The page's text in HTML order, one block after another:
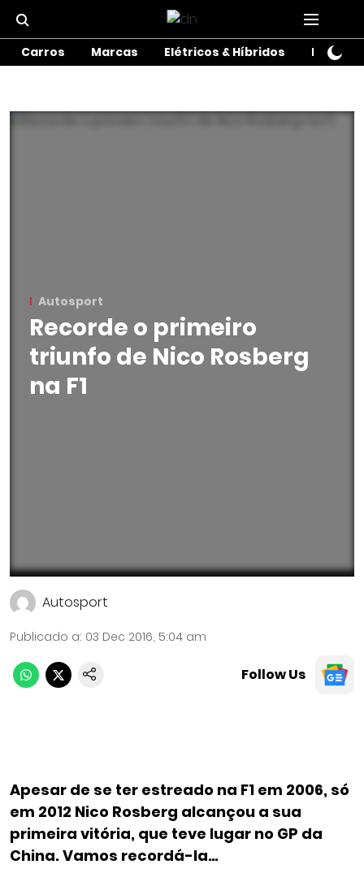
Carros Marcas Elétricos & Híbridos Motos
Autosport
Recorde o primeiro
triunfo de Nico Rosberg
na F1
Autosport
Publicado a: 03 Dec 2016, 5:04 am
Follow Us
Apesar de se ter estreado na F1 em 2006, só
em 2012 Nico Rosberg alcançou a sua
primeira vitória, que teve lugar no GP da
China. Vamos recordá-la…